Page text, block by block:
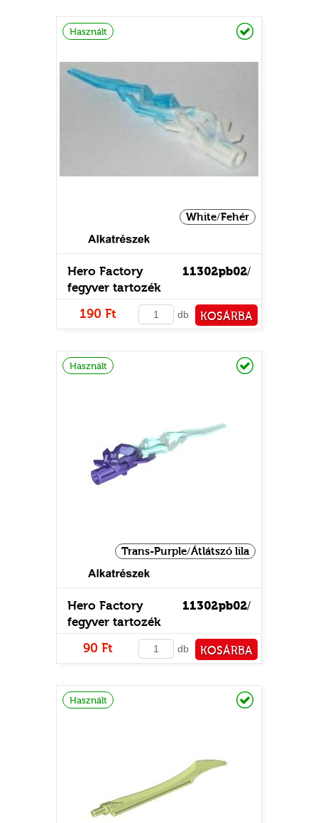
Használt
White/Fehér
11302pb02/
Hero Factory
fegyver tartozék
190 Ft db KOSÁRBA
Használt
Trans-Purple/Átlátszó lila
11302pb02/
Hero Factory
fegyver tartozék
90 Ft db KOSÁRBA
Használt